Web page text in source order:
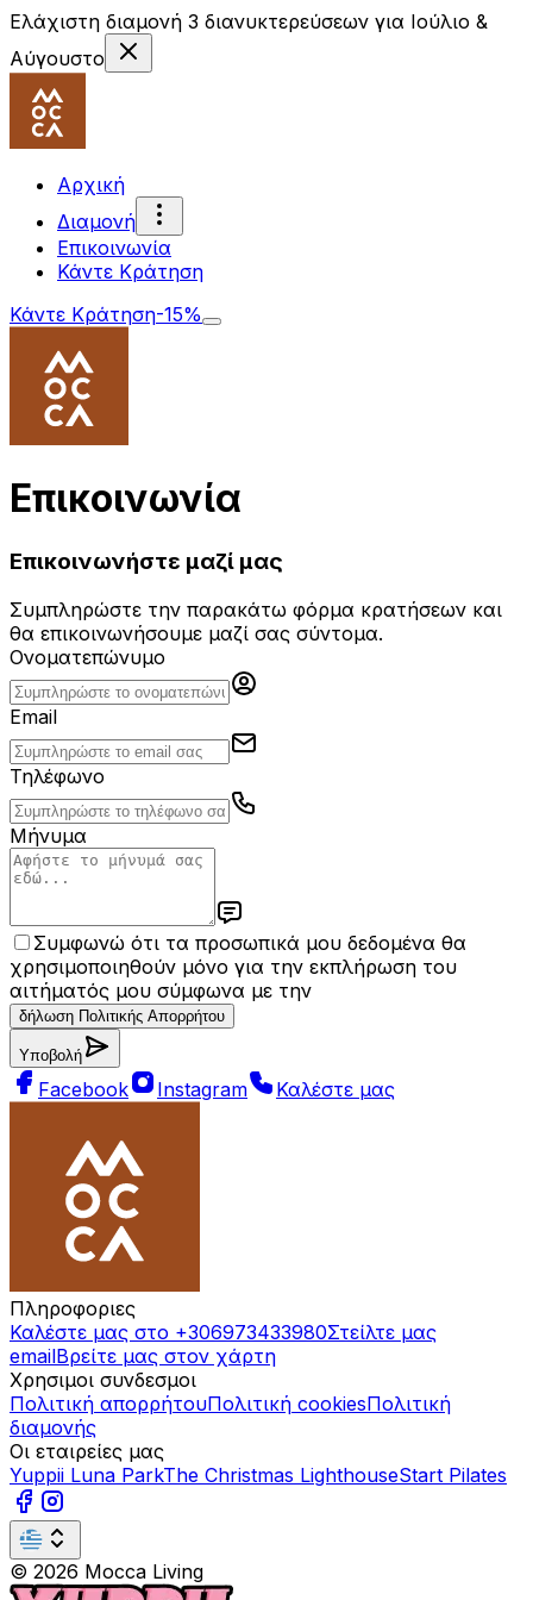
Ελάχιστη διαμονή 3 διανυκτερεύσεων για Ιούλιο &
Αύγουστο
Αρχική
Διαμονή
Επικοινωνία
Κάντε Κράτηση
Κάντε Κράτηση-15%
Επικοινωνία
Επικοινωνήστε μαζί μας
Συμπληρώστε την παρακάτω φόρμα κρατήσεων και
θα επικοινωνήσουμε μαζί σας σύντομα.
Ονοματεπώνυμο
Email
Τηλέφωνο
Μήνυμα
Συμφωνώ ότι τα προσωπικά μου δεδομένα θα
χρησιμοποιηθούν μόνο για την εκπλήρωση του
αιτήματός μου σύμφωνα με την
δήλωση Πολιτικής Απορρήτου
Υποβολή
Facebook Instagram Καλέστε μας
Πληροφοριες
Καλέστε μας στο +306973433980Στείλτε μας
emailΒρείτε μας στον χάρτη
Χρησιμοι συνδεσμοι
Πολιτική απορρήτουΠολιτική cookiesΠολιτική
διαμονής
Οι εταιρείες μας
Yuppii Luna ParkThe Christmas LighthouseStart Pilates
© 2026 Mocca Living